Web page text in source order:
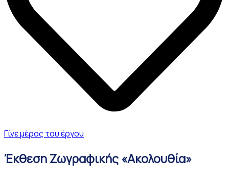
Γίνε μέρος του έργου
Έκθεση Ζωγραφικής «Ακολουθία»